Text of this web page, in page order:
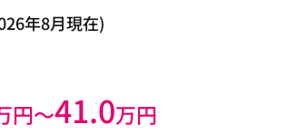
年8月現在)
円〜41.0万円